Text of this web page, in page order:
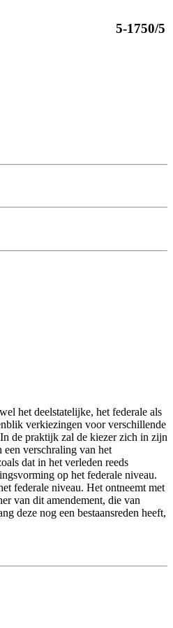
5-1750/5
het deelstatelijke, het federale als
verkiezingen voor verschillende
de praktijk zal de kiezer zich in zijn
een verschraling van het
dat in het verleden reeds
op het federale niveau.
federale niveau. Het ontneemt met
van dit amendement, die van
deze nog een bestaansreden heeft,